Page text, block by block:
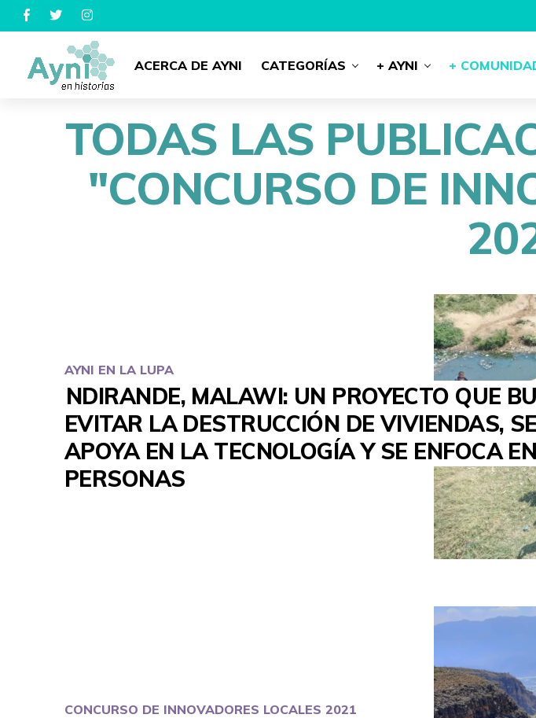
ACERCA DE AYNI CATEGORÍAS + AYNI +
TODAS LAS
"CONCURSO DE
AYNI EN LA LUPA
NDIRANDE, MALAWI: UN PROYECTO QUE
EVITAR LA DESTRUCCIÓN DE VIVIENDAS, SE
APOYA EN LA TECNOLOGÍA Y SE ENFOCA
PERSONAS
CONCURSO DE INNOVADORES LOCALES 2021